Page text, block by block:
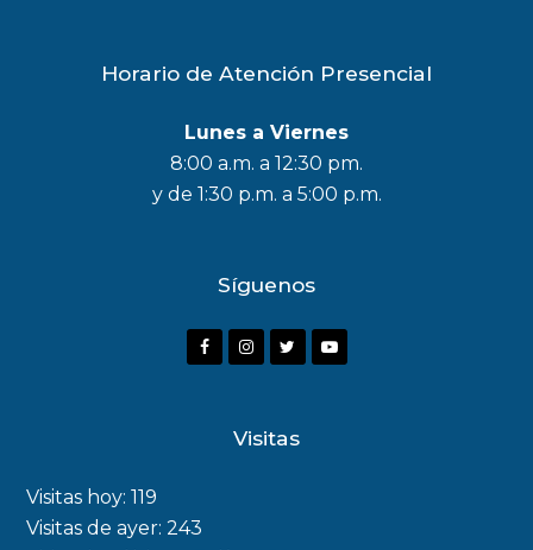
Horario de Atención Presencial
Lunes a Viernes
8:00 a.m. a 12:30 pm.
y de 1:30 p.m. a 5:00 p.m.
Síguenos
F
I
Y
Visitas
Visitas hoy:119
Visitas de ayer:243